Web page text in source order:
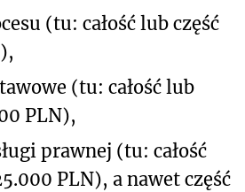
(tu: całość lub część
(tu: całość lub
PLN),
prawnej (tu: całość
PLN), a nawet część